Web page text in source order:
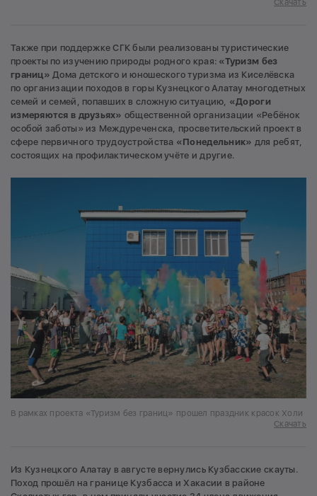
Также при поддержке СГК были реализованы туристические
проекты по изучению природы родного края: «Туризм без
границ» Дома детского и юношеского туризма из Киселёвска
по организации походов в горы Кузнецкого Алатау многодетных
семей и семей, попавших в сложную ситуацию, «Дороги
измеряются в друзьях» общественной организации «Ребёнок
особой заботы» из Междуреченска, просветительский проект в
сфере первичного трудоустройства «Понедельник» для ребят,
состоящих на профилактическом учёте и другие.
В рамках проекта «Туризм без границ» прошел праздник красок Холи
Скачать
Из Кузнецкого Алатау в августе вернулись Кузбасские скауты.
Поход прошёл на границе Кузбасса и Хакасии в районе